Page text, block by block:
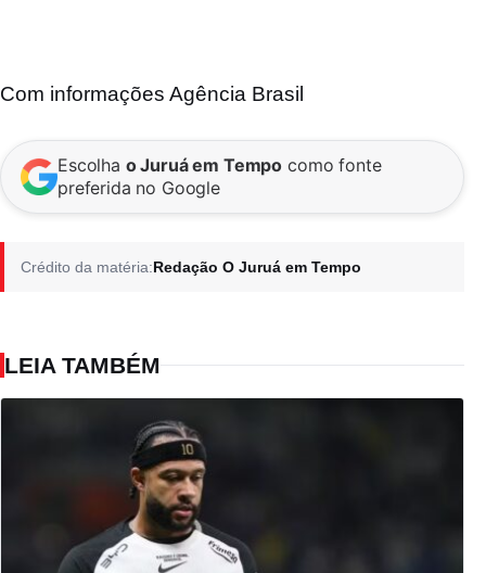
Com informações Agência Brasil
Escolha o Juruá em Tempo como fonte
preferida no Google
Crédito da matéria:Redação O Juruá em Tempo
LEIA TAMBÉM